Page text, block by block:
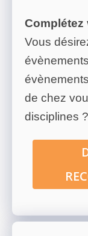
Complétez
Vous
de chez
disciplines ?